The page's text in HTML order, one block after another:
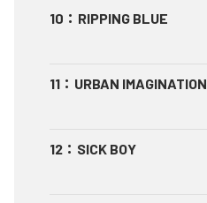
10 ： RIPPING BLUE
11 ： URBAN IMAGINATION
12 ： SICK BOY